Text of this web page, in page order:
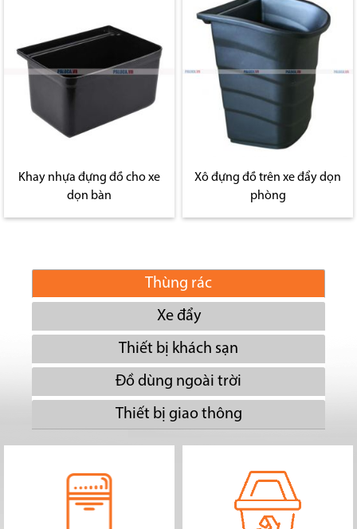
Khay nhựa đựng đồ cho xe
dọn bàn
Xô đựng đồ trên xe đẩy dọn
phòng
Thùng rác
Xe đẩy
Thiết bị khách sạn
Đồ dùng ngoài trời
Thiết bị giao thông